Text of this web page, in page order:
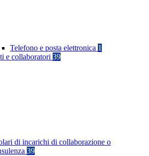
Telefono e posta elettronica 1
e collaboratori 39
di incarichi di collaborazione o
39